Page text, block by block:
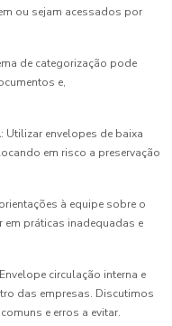
ou sejam acessados por
de categorização pode
e,
: Utilizar envelopes de baixa
em risco a preservação
à equipe sobre o
práticas inadequadas e
circulação interna e
das empresas. Discutimos
e erros a evitar.